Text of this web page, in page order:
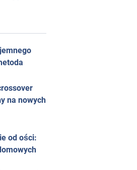
na nowych
od ości: